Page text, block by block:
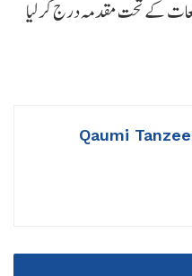
کے تحت مقدمہ درج کر لیا
Qaumi